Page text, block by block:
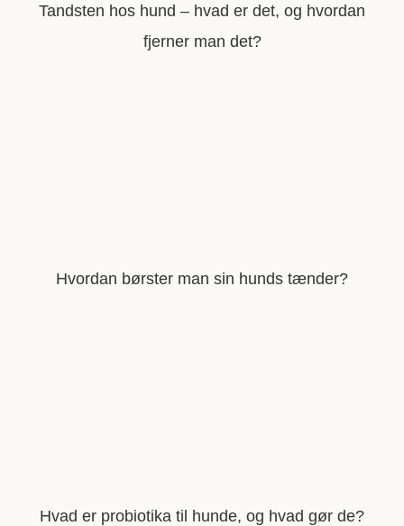
Tandsten hos hund – hvad er det, og hvordan
fjerner man det?
Hvordan børster man sin hunds tænder?
Hvad er probiotika til hunde, og hvad gør de?